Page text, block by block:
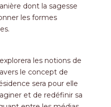
dont la sagesse
les formes
les notions de
le concept de
sera pour elle
et de redéfinir sa